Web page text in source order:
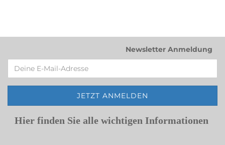
Newsletter Anmeldung
Hier finden Sie alle wichtigen Informationen